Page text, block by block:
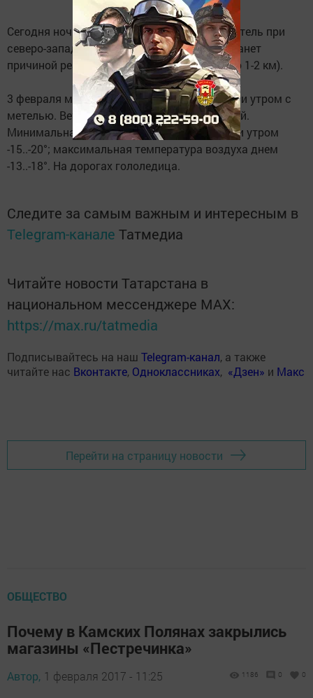
Сегодня ночью синоптики прогнозируют метель при
северо-западном ветре до 15-17 м/с, что станет
причиной резкого ухудшения видимости (до 1-2 км).
3 февраля местами небольшой снег; ночью и утром с
метелью. Ветер северо-западный умеренный.
Минимальная температура воздуха ночью и утром
-15..-20°; максимальная температура воздуха днем
-13..-18°. На дорогах гололедица.
Следите за самым важным и интересным в
Telegram-канале Татмедиа
Читайте новости Татарстана в
национальном мессенджере MАХ:
https://max.ru/tatmedia
Подписывайтесь на наш Telegram-канал, а также
читайте нас Вконтакте, Одноклассниках, «Дзен» и Макс
Перейти на страницу новости
ОБЩЕСТВО
Почему в Камских Полянах закрылись
магазины «Пестречинка»
Автор, 1 февраля 2017 - 11:25 1186 0 0